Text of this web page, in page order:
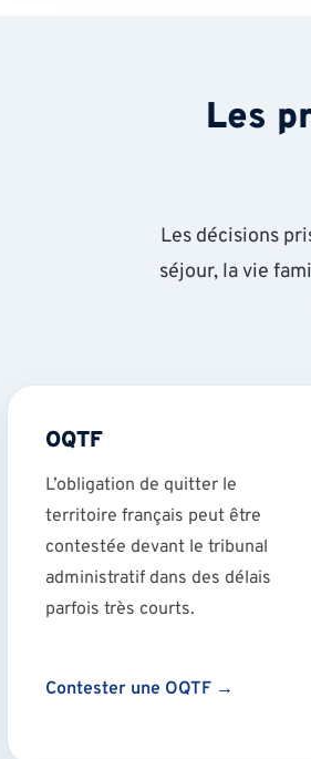
Les
Les décisions
séjour, la vie
OQTF
L’obligation de quitter le
territoire français peut être
contestée devant le tribunal
administratif dans des délais
parfois très courts.
Contester une OQTF →